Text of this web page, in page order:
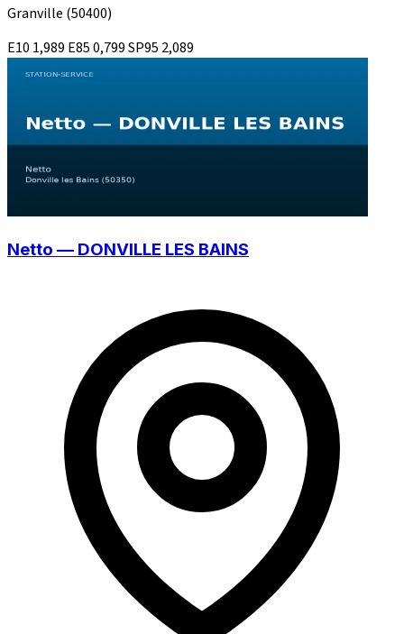
Granville (50400)
E10 1,989 E850,799SP95 2,089
Netto — DONVILLE LES BAINS